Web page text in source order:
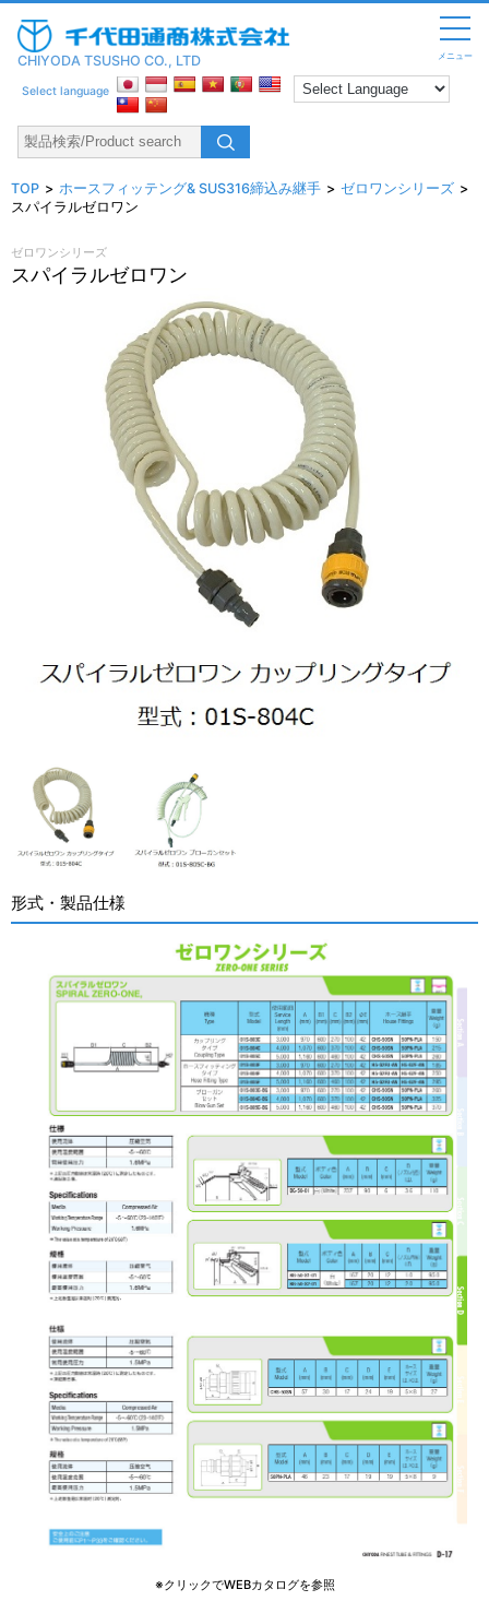
メニュー
CHIYODA TSUSHO CO., LTD
Select language
TOP ホースフィッテング& SUS316締込み継手
ゼロワンシリーズ
スパイラルゼロワン
ゼロワンシリーズ
スパイラルゼロワン
形式・製品仕様
※クリックでWEBカタログを参照